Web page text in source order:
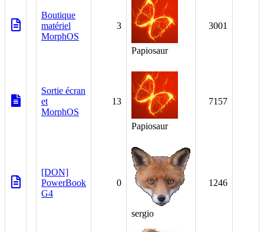
Boutique
matériel
MorphOS
3
Papiosaur
3001
Sortie écran
et
MorphOS
13
Papiosaur
7157
[DON]
PowerBook
G4
0
sergio
1246